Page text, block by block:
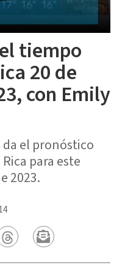
tiempo
20 de
con Emily
el pronóstico
para este
2023.